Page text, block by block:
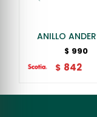
ANILLO
$ 990
$ 842